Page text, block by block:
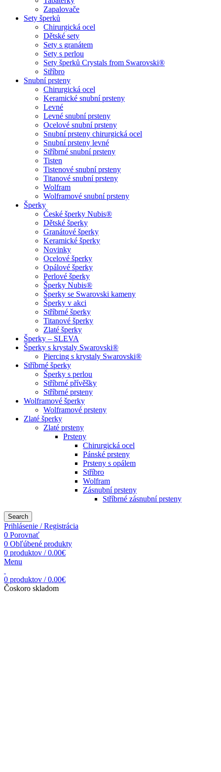
Zapalovače
Sety šperků
Chirurgická ocel
Dětské sety
Sety s granátem
Sety s perlou
Sety šperků Crystals from Swarovski®
Stříbro
Snubní prsteny
Chirurgická ocel
Keramické snubní prsteny
Levné
Levné snubní prsteny
Ocelové snubní prsteny
Snubní prsteny chirurgická ocel
Snubní prsteny levné
Stříbrné snubní prsteny
Tisten
Tistenové snubní prsteny
Titanové snubní prsteny
Wolfram
Wolframové snubní prsteny
Šperky
České šperky Nubis®
Dětské šperky
Granátové šperky
Keramické šperky
Novinky
Ocelové šperky
Opálové šperky
Perlové šperky
Šperky Nubis®
Šperky se Swarovski kameny
Šperky v akci
Stříbrné šperky
Titanové šperky
Zlaté šperky
Šperky – SLEVA
Šperky s krystaly Swarovski®
Piercing s krystaly Swarovski®
Stříbrné šperky
Šperky s perlou
Stříbrné přívěšky
Stříbrné prsteny
Wolframové šperky
Wolframové prsteny
Zlaté šperky
Zlaté prsteny
Prsteny
Chirurgická ocel
Pánské prsteny
Prsteny s opálem
Stříbro
Wolfram
Zásnubní prsteny
Stříbrné zásnubní prsteny
Search
Prihlásenie / Registrácia
0 Porovnať
0 Obľúbené produkty
0 produktov / 0.00€
Menu
0 produktov / 0.00€
Čoskoro skladom